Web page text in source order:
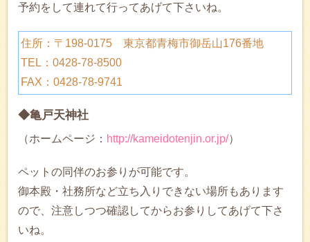
予約をして連れて行ってあげて下さいね。
住所：〒198-0175 東京都青梅市御岳山176番地
TEL：0428-78-8500
FAX：0428-78-9741
◆亀戸天神社
（ホームページ： http://kameidotenjin.or.jp/）
ペットの同伴のお参りが可能です。
御本殿・社務所など立ち入りできない場所もあります
ので、注意しつつ確認してからお参りしてあげて下さ
いね。